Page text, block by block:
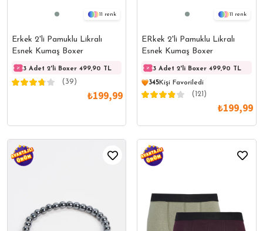
11
Erkek 2'li Pamuklu Likralı
Esnek Kumaş Boxer
3 Adet 2'li Boxer 499,90 TL 3 Adet 2'li Boxer 499,90 TL
(39)
₺199,99
11
ERkek 2'li Pamuklu Likralı
Esnek Kumaş Boxer
3 Adet 2'li Boxer 499,90 TL
345Kişi Favoriledi
(121)
₺199,99